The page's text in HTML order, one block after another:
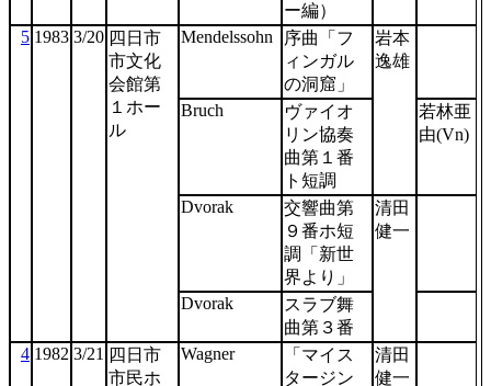
ー編）
5 1983 3/20 四日市
市文化
会館第
１ホー
ル
Mendelssohn
序曲「フ
ィンガル
の洞窟」
岩本
逸雄
Bruch
ヴァイオ
リン協奏
曲第１番
ト短調
若林亜
由(Vn)
Dvorak
交響曲第
９番ホ短
調「新世
界より」
清田
健一
Dvorak
スラブ舞
曲第３番
4 1982 3/21 四日市
市民ホ
Wagner
「マイス
タージン
清田
健一